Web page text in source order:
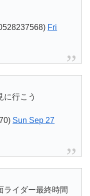
Fri
に行こう
Sun Sep 27
ライダー最終時間